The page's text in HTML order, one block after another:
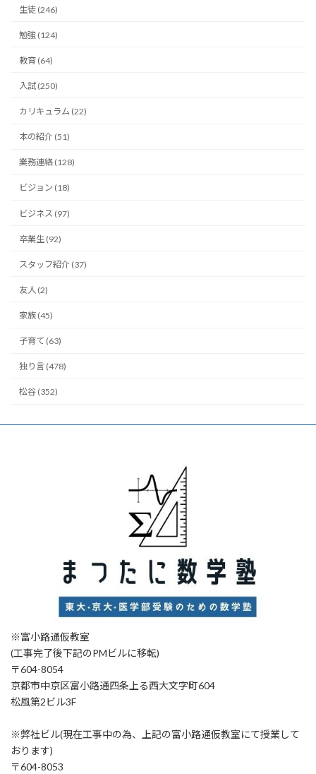
生徒 (246)
勉強 (124)
教育 (64)
入試 (250)
カリキュラム (22)
本の紹介 (51)
業務連絡 (128)
ビジョン (18)
ビジネス (97)
卒業生 (92)
スタッフ紹介 (37)
友人 (2)
家族 (45)
子育て (63)
独り言 (478)
松谷 (352)
※富小路通仮教室
(工事完了後下記のPMビルに移転)
〒604-8054
京都市中京区富小路通四条上る西大文字町604
松風第2ビル3F
※弊社ビル(現在工事中の為、上記の富小路通仮教室にて授業して
おります)
〒604-8053